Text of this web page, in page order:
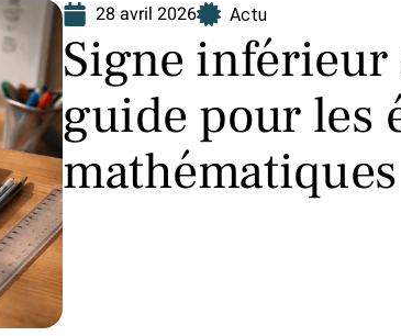
28 avril 2026 Actu
Signe
guide pour les
mathématiques